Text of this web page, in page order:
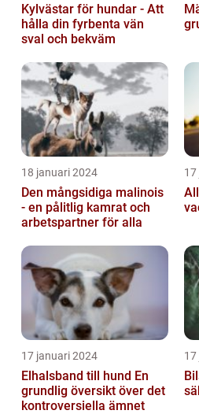
Kylvästar för hundar - Att
hålla din fyrbenta vän
sval och bekväm
18 januari 2024
Den mångsidiga malinois
- en pålitlig kamrat och
arbetspartner för alla
17 januari 2024
Elhalsband till hund En
grundlig översikt över det
kontroversiella ämnet